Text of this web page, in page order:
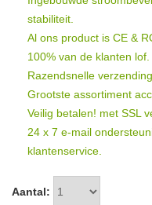
stabiliteit.
Al ons product is CE &
100% van de klanten lof.
Razendsnelle
Grootste assortiment
Veilig betalen! met SSL
24 x 7 e-mail
klantenservice.
Aantal: